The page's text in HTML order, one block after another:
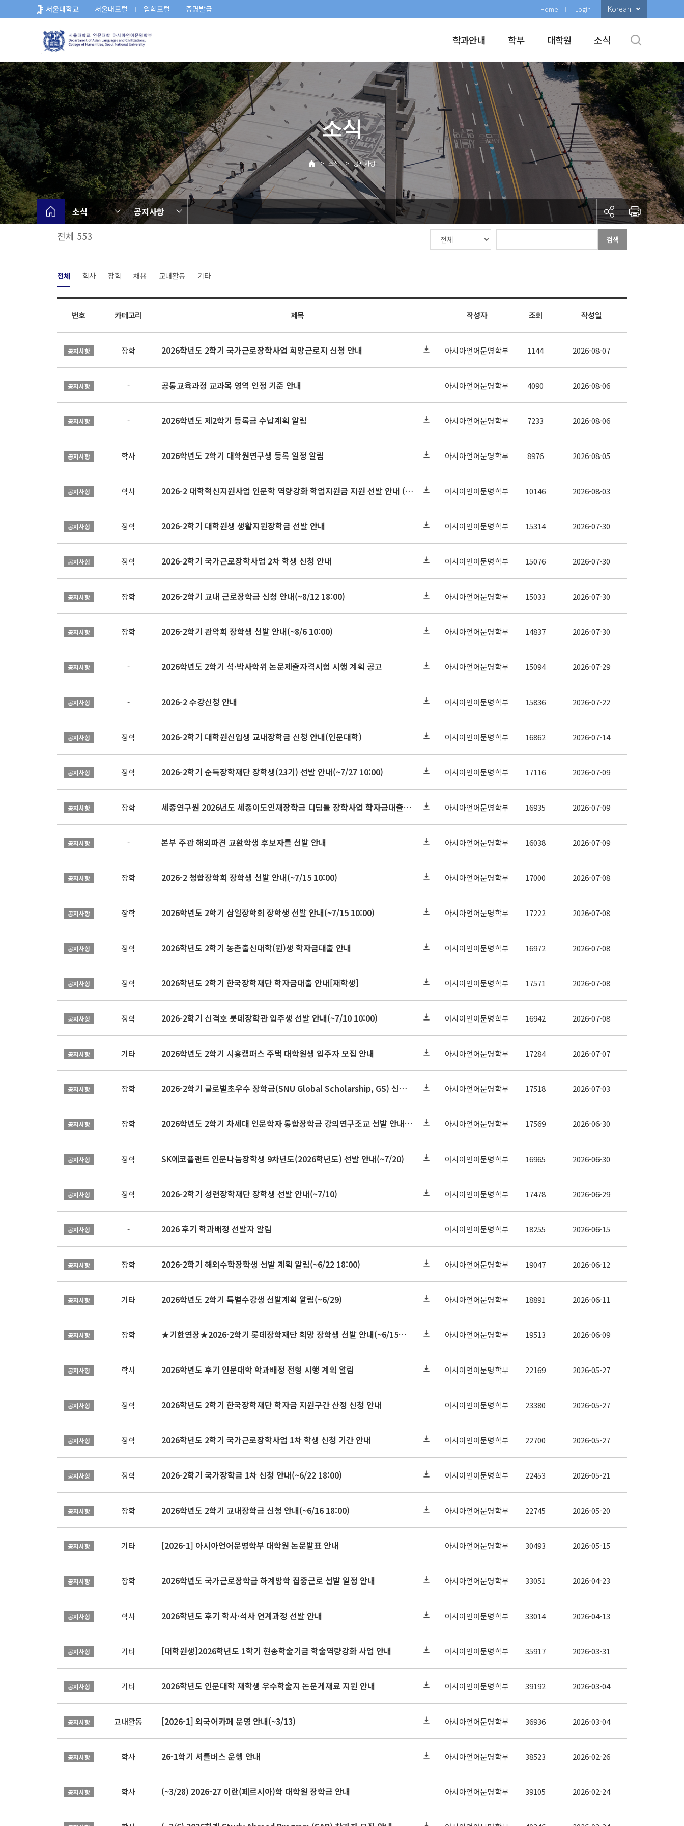
로
뉴
서울대학교 서울대포털 입학포털 증명발급 Home Login Korean
학과안내 학부 대학원 소식
소식
> 소식 > 공지사항
소식 공지사항
전체 553 검색
전체 학사 장학 채용 교내활동 기타
번호 카테고리 제목 작성자 조회 작성일
공지사항 장학 2026학년도 2학기 국가근로장학사업 희망근로지 신청 안내 아시아언어문명학부 1144 2026-08-07
공지사항 - 공통교육과정 교과목 영역 인정 기준 안내 아시아언어문명학부 4090 2026-08-06
공지사항 - 2026학년도 제2학기 등록금 수납계획 알림 아시아언어문명학부 7233 2026-08-06
공지사항 학사 2026학년도 2학기 대학원연구생 등록 일정 알림 아시아언어문명학부 8976 2026-08-05
공지사항 학사 2026-2 대학혁신지원사업 인문학 역량강화 학업지원금 지원 선발 안내 (학/석/박사) 아시아언어문명학부 10146 2026-08-03
공지사항 장학 2026-2학기 대학원생 생활지원장학금 선발 안내 아시아언어문명학부 15314 2026-07-30
공지사항 장학 2026-2학기 국가근로장학사업 2차 학생 신청 안내 아시아언어문명학부 15076 2026-07-30
공지사항 장학 2026-2학기 교내 근로장학금 신청 안내(~8/12 18:00) 아시아언어문명학부 15033 2026-07-30
공지사항 장학 2026-2학기 관악회 장학생 선발 안내(~8/6 10:00) 아시아언어문명학부 14837 2026-07-30
공지사항 - 2026학년도 2학기 석·박사학위 논문제출자격시험 시행 계획 공고 아시아언어문명학부 15094 2026-07-29
공지사항 - 2026-2 수강신청 안내 아시아언어문명학부 15836 2026-07-22
공지사항 장학 2026-2학기 대학원신입생 교내장학금 신청 안내(인문대학) 아시아언어문명학부 16862 2026-07-14
공지사항 장학 2026-2학기 순득장학재단 장학생(23기) 선발 안내(~7/27 10:00) 아시아언어문명학부 17116 2026-07-09
공지사항 장학 세종연구원 2026년도 세종이도인재장학금 디딤돌 장학사업 학자금대출 관련분야(원금상환, 이자지원) 신청 사업 안내 아시아언어문명학부 16935 2026-07-09
공지사항 - 본부 주관 해외파견 교환학생 후보자를 선발 안내 아시아언어문명학부 16038 2026-07-09
공지사항 장학 2026-2 청합장학회 장학생 선발 안내(~7/15 10:00) 아시아언어문명학부 17000 2026-07-08
공지사항 장학 2026학년도 2학기 삼일장학회 장학생 선발 안내(~7/15 10:00) 아시아언어문명학부 17222 2026-07-08
공지사항 장학 2026학년도 2학기 농촌출신대학(원)생 학자금대출 안내 아시아언어문명학부 16972 2026-07-08
공지사항 장학 2026학년도 2학기 한국장학재단 학자금대출 안내[재학생] 아시아언어문명학부 17571 2026-07-08
공지사항 장학 2026-2학기 신격호 롯데장학관 입주생 선발 안내(~7/10 10:00) 아시아언어문명학부 16942 2026-07-08
공지사항 기타 2026학년도 2학기 시흥캠퍼스 주택 대학원생 입주자 모집 안내 아시아언어문명학부 17284 2026-07-07
공지사항 장학 2026-2학기 글로벌초우수 장학금(SNU Global Scholarship, GS) 신청 안내(~7/12 23:00) 아시아언어문명학부 17518 2026-07-03
공지사항 장학 2026학년도 2학기 차세대 인문학자 통합장학금 강의연구조교 선발 안내(~7/8) 아시아언어문명학부 17569 2026-06-30
공지사항 장학 SK에코플랜트 인문나눔장학생 9차년도(2026학년도) 선발 안내(~7/20) 아시아언어문명학부 16965 2026-06-30
공지사항 장학 2026-2학기 성련장학재단 장학생 선발 안내(~7/10) 아시아언어문명학부 17478 2026-06-29
공지사항 - 2026 후기 학과배정 선발자 알림 아시아언어문명학부 18255 2026-06-15
공지사항 장학 2026-2학기 해외수학장학생 선발 계획 알림(~6/22 18:00) 아시아언어문명학부 19047 2026-06-12
공지사항 기타 2026학년도 2학기 특별수강생 선발계획 알림(~6/29) 아시아언어문명학부 18891 2026-06-11
공지사항 장학 ★기한연장★2026-2학기 롯데장학재단 희망 장학생 선발 안내(~6/15 ~6/22 10:00)아시아언어문명학부 19513 2026-06-09
공지사항 학사 2026학년도 후기 인문대학 학과배정 전형 시행 계획 알림 아시아언어문명학부 22169 2026-05-27
공지사항 장학 2026학년도 2학기 한국장학재단 학자금 지원구간 산정 신청 안내 아시아언어문명학부 23380 2026-05-27
공지사항 장학 2026학년도 2학기 국가근로장학사업 1차 학생 신청 기간 안내 아시아언어문명학부 22700 2026-05-27
공지사항 장학 2026-2학기 국가장학금 1차 신청 안내(~6/22 18:00) 아시아언어문명학부 22453 2026-05-21
공지사항 장학 2026학년도 2학기 교내장학금 신청 안내(~6/16 18:00) 아시아언어문명학부 22745 2026-05-20
공지사항 기타 [2026-1] 아시아언어문명학부 대학원 논문발표 안내 아시아언어문명학부 30493 2026-05-15
공지사항 장학 2026학년도 국가근로장학금 하계방학 집중근로 선발 일정 안내 아시아언어문명학부 33051 2026-04-23
공지사항 학사 2026학년도 후기 학사·석사 연계과정 선발 안내 아시아언어문명학부 33014 2026-04-13
공지사항 기타 [대학원생]2026학년도 1학기 현송학술기금 학술역량강화 사업 안내 아시아언어문명학부 35917 2026-03-31
공지사항 기타 2026학년도 인문대학 재학생 우수학술지 논문게재료 지원 안내 아시아언어문명학부 39192 2026-03-04
공지사항 교내활동 [2026-1] 외국어카페 운영 안내(~3/13) 아시아언어문명학부 36936 2026-03-04
공지사항 학사 26-1학기 셔틀버스 운행 안내 아시아언어문명학부 38523 2026-02-26
공지사항 학사 (~3/28) 2026-27 이란(페르시아)학 대학원 장학금 안내 아시아언어문명학부 39105 2026-02-24